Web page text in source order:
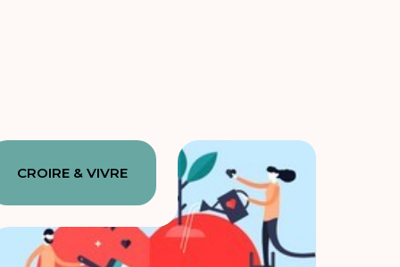
CROIRE & VIVRE